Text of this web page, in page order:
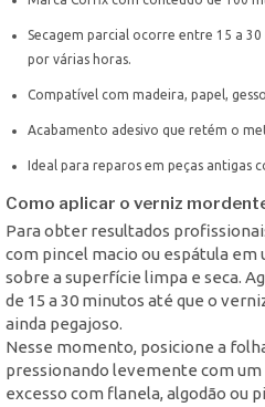
Secagem parcial ocorre entre 15 a
por várias horas.
Compatível com madeira, papel,
Acabamento adesivo que retém o
Ideal para reparos em peças antigas
Como aplicar o verniz
Para obter resultados
com pincel macio ou espátula em
sobre a superfície limpa e seca.
de 15 a 30 minutos até que o
ainda pegajoso.
Nesse momento, posicione a
pressionando levemente com
excesso com flanela, algodão ou